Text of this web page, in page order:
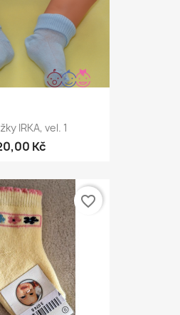
IRKA, vel. 1
Kč
favorite_border